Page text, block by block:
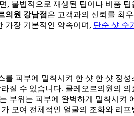
불법적으로 재생된 팁이나 비품
의원 강남점 은 고객과의 신뢰를 최
가장 기본적인 약속이며, 단순 샷 수
피부에 밀착시켜 한 샷 한 샷 정
질 수 있습니다. 클레오르의원의
부위는 피부에 완벽하게 밀착시켜
모여 전체적인 얼굴의 조화와 리